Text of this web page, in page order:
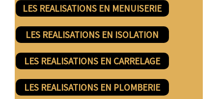
LES REALISATIONS EN MENUISERIE
LES REALISATIONS EN ISOLATION
LES REALISATIONS EN CARRELAGE
LES REALISATIONS EN PLOMBERIE